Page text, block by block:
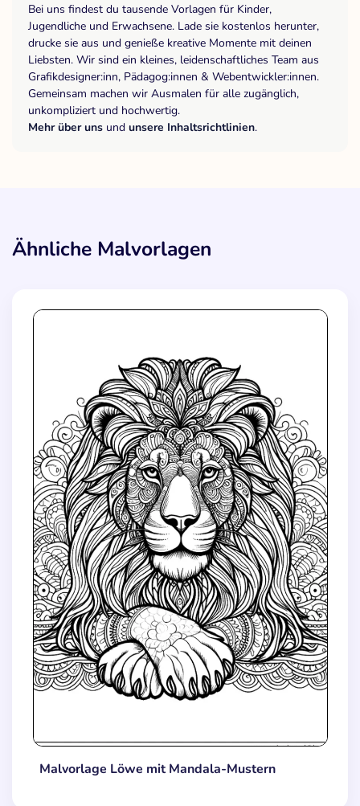
Bei uns findest du tausende Vorlagen für Kinder,
Jugendliche und Erwachsene. Lade sie kostenlos herunter,
drucke sie aus und genieße kreative Momente mit deinen
Liebsten. Wir sind ein kleines, leidenschaftliches Team aus
Grafikdesigner:inn, Pädagog:innen & Webentwickler:innen.
Gemeinsam machen wir Ausmalen für alle zugänglich,
unkompliziert und hochwertig.
Mehr über uns und unsere Inhaltsrichtlinien.
Ähnliche Malvorlagen
Malvorlage Löwe mit Mandala-Mustern